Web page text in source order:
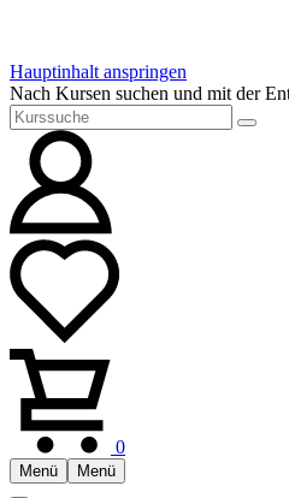
Hauptinhalt anspringen
Nach Kursen suchen und mit der
0
Menü Menü